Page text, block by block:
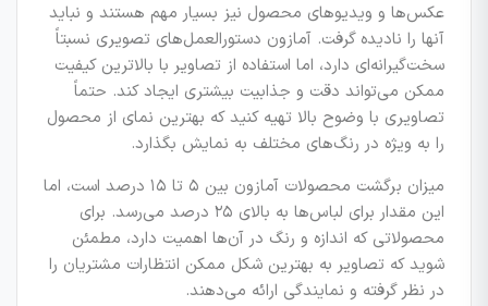
عکس‌ها و ویدیوهای محصول نیز بسیار مهم هستند و نباید
آنها را نادیده گرفت. آمازون دستورالعمل‌های تصویری نسبتاً
سخت‌گیرانه‌ای دارد، اما استفاده از تصاویر با بالاترین کیفیت
ممکن می‌تواند دقت و جذابیت بیشتری ایجاد کند. حتماً
تصاویری با وضوح بالا تهیه کنید که بهترین نمای از محصول
را به ویژه در رنگ‌های مختلف به نمایش بگذارد.
میزان برگشت محصولات آمازون بین ۵ تا ۱۵ درصد است، اما
این مقدار برای لباس‌ها به بالای ۲۵ درصد می‌رسد. برای
محصولاتی که اندازه و رنگ در آن‌ها اهمیت دارد، مطمئن
شوید که تصاویر به بهترین شکل ممکن انتظارات مشتریان را
در نظر گرفته و نمایندگی ارائه می‌دهند.